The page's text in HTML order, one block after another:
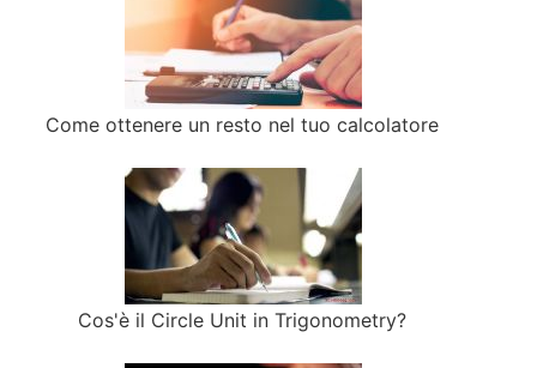
Come ottenere un resto nel tuo calcolatore
Cos'è il Circle Unit in Trigonometry?